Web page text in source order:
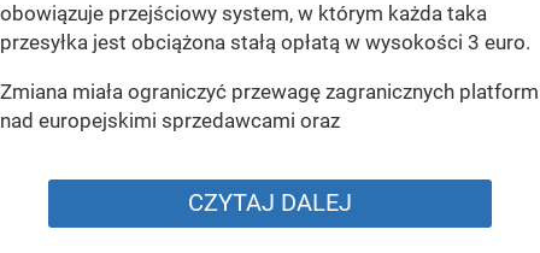
obowiązuje przejściowy system, w którym każda taka
przesyłka jest obciążona stałą opłatą w wysokości 3 euro.
Zmiana miała ograniczyć przewagę zagranicznych platform
nad europejskimi sprzedawcami oraz
CZYTAJ DALEJ